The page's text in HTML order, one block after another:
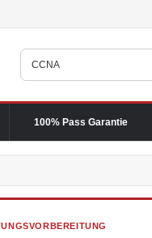
100% Pass Garantie